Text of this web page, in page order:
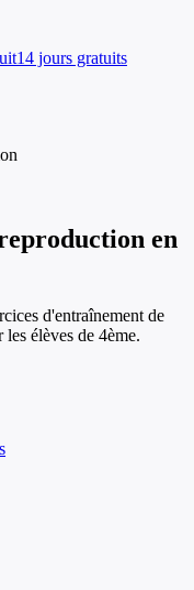
14 jours gratuits
en
d'entraînement de
les élèves de 4ème.